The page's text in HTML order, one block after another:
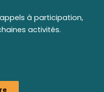
à participation,
activités.